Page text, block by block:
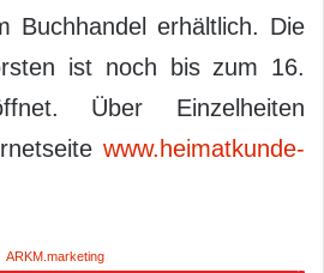
Buchhandel erhältlich. Die
ist noch bis zum 16.
Über Einzelheiten
www.heimatkunde-
ARKM.marketing